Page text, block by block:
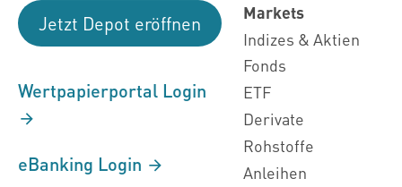
Jetzt Depot eröffnen
Wertpapierportal Login
eBanking Login
Markets
Indizes & Aktien
Fonds
ETF
Derivate
Rohstoffe
Anleihen